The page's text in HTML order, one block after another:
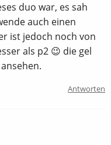
duo war, es sah
auch einen
ist jedoch noch von
als p2 😉 die gel
Antworten